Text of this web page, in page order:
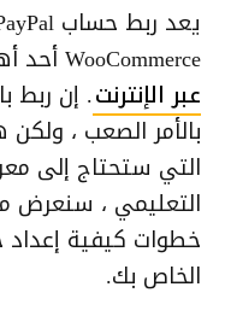
WooCommerce أحد أهم الخطوات عند
عبر الإنترنت. إن ربط
بالأمر الصعب ،
التي ستحتاج إلى
التعليمي ، سنعرض
خطوات كيفية
الخاص بك.